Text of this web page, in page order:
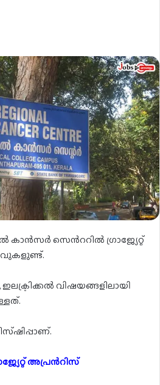
സെൻററിൽ ഗ്രാജ്യേറ്റ്
വിഷയങ്ങളിലായി
അപ്രൻറിസ്